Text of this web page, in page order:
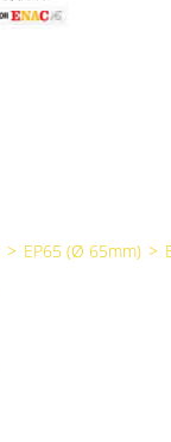
> EP65 (Ø 65mm) >